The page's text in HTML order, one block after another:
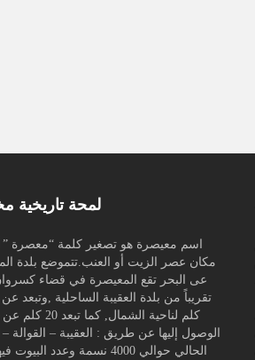
لمحة تاريخية
اسم معيصرة هو تصغير كلمة “معصرة ”
مكان عصر الزيت أو العنب.تتموضع بلدة
كلم لناحية
الوصول إليها عن طريق : العقيبة – القوالة